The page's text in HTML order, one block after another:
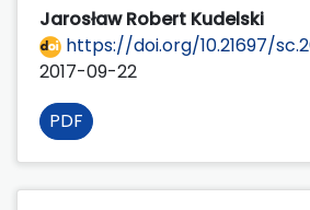
Jarosław Robert Kudelski
https://doi.org/10.21697/
2017-09-22
PDF